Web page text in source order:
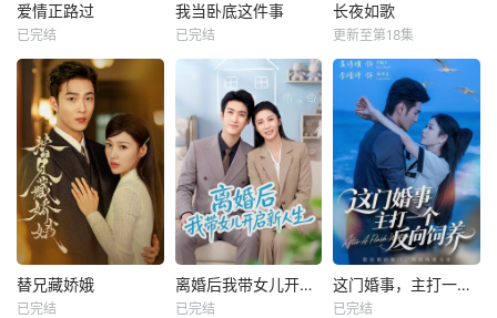
爱情正路过
已完结
我当卧底这件事
已完结
长夜如歌
更新至第18集
替兄藏娇娥
已完结
离婚后我带女儿开启新人生
已完结
这门婚事，主打一个反向饲养
已完结